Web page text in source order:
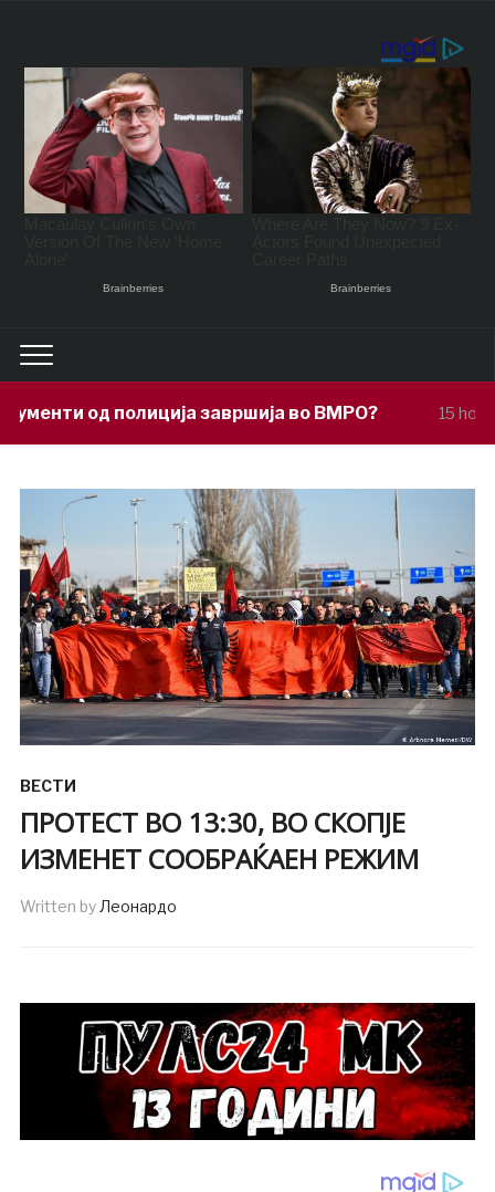
завршија во ВМРО? 15 hours ago Под
ВЕСТИ
ПРОТЕСТ ВО 13:30, ВО СКОПЈЕ
ИЗМЕНЕТ СООБРАЌАЕН РЕЖИМ
Written byЛеонардо